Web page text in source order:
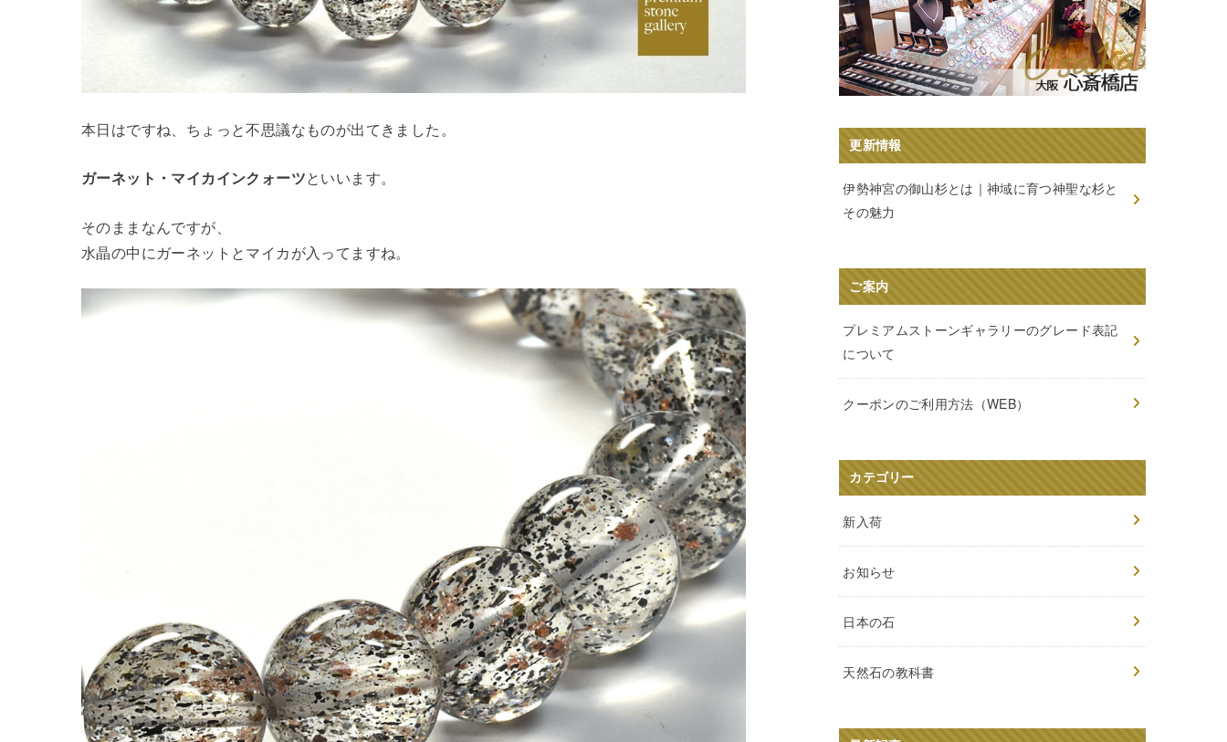
本日はですね、ちょっと不思議なものが出てきました。
ガーネット・マイカインクォーツといいます。
そのままなんですが、
水晶の中にガーネットとマイカが入ってますね。
更新情報
伊勢神宮の御山杉とは｜神域に育つ神聖な杉と
その魅力
ご案内
プレミアムストーンギャラリーのグレード表記
について
クーポンのご利用方法（WEB）
カテゴリー
新入荷
お知らせ
日本の石
天然石の教科書